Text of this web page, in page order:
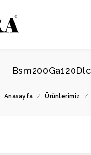
Bsm200Ga120Dlc
Anasayfa / Ürünlerimiz /